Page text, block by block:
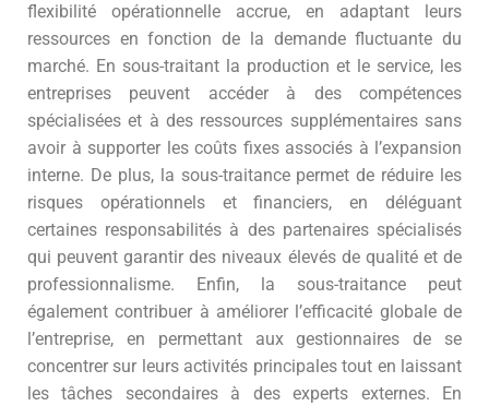
flexibilité opérationnelle accrue, en adaptant leurs
ressources en fonction de la demande fluctuante du
marché. En sous-traitant la production et le service, les
entreprises peuvent accéder à des compétences
spécialisées et à des ressources supplémentaires sans
avoir à supporter les coûts fixes associés à l’expansion
interne. De plus, la sous-traitance permet de réduire les
risques opérationnels et financiers, en déléguant
certaines responsabilités à des partenaires spécialisés
qui peuvent garantir des niveaux élevés de qualité et de
professionnalisme. Enfin, la sous-traitance peut
également contribuer à améliorer l’efficacité globale de
l’entreprise, en permettant aux gestionnaires de se
concentrer sur leurs activités principales tout en laissant
les tâches secondaires à des experts externes. En